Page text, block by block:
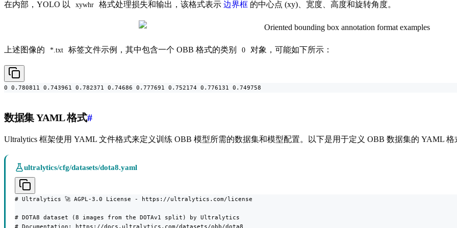
在内部，YOLO 以 xywhr 格式处理损失和输出，该格式表示 边界框 的中心点 (xy)、宽度、高度和旋转角度。
上述图像的 *.txt 标签文件示例，其中包含一个 OBB 格式的类别 0 对象，可能如下所示：
0 0.780811 0.743961 0.782371 0.74686 0.777691 0.752174 0.776131 0.749758
数据集 YAML 格式#
Ultralytics 框架使用 YAML 文件格式来定义训练 OBB 模型所需的数据集和模型配置。以下是用于定义 OBB 数据集的 YAML 格
ultralytics/cfg/datasets/dota8.yaml
# Ultralytics 🚀 AGPL-3.0 License - https://ultralytics.com/license
# DOTA8 dataset (8 images from the DOTAv1 split) by Ultralytics